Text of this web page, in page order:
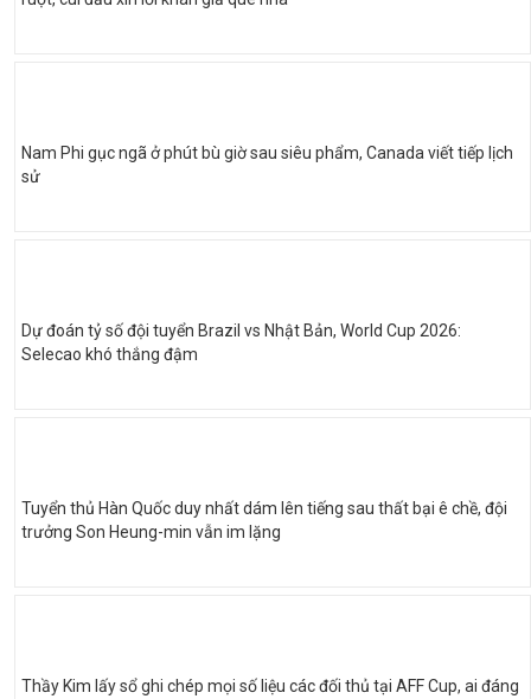
Nam Phi gục ngã ở phút bù giờ sau siêu phẩm, Canada viết tiếp lịch
sử
Dự đoán tỷ số đội tuyển Brazil vs Nhật Bản, World Cup 2026:
Selecao khó thắng đậm
Tuyển thủ Hàn Quốc duy nhất dám lên tiếng sau thất bại ê chề, đội
trưởng Son Heung-min vẫn im lặng
Thầy Kim lấy sổ ghi chép mọi số liệu các đối thủ tại AFF Cup, ai đáng